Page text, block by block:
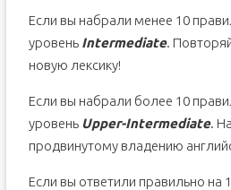
Если вы набрали менее 10
уровень Intermediate.
новую лексику!
Если вы набрали более 10
уровень Upper-Intermediate.
продвинутому владению
Если вы ответили правильно на